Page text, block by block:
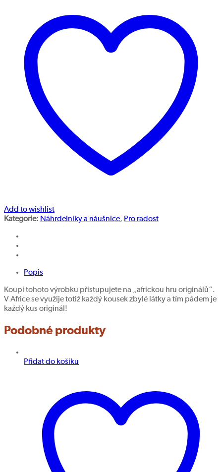
Add to wishlist
Kategorie: Náhrdelníky a náušnice, Pro radost
Popis
Koupí tohoto výrobku přistupujete na „africkou hru originálů“.
V Africe se využije totiž každý kousek zbylé látky a tím pádem je
každý kus originál!
Podobné produkty
Přidat do košíku